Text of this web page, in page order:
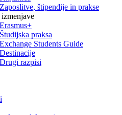
Zaposlitve, štipendije in prakse
Erasmus+
Študijska praksa
Exchange Students Guide
Destinacije
Drugi razpisi